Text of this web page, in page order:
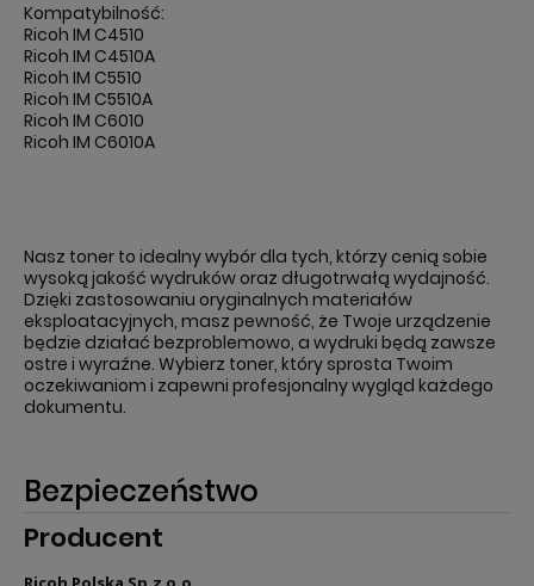
Kompatybilność:
Ricoh IM C4510
Ricoh IM C4510A
Ricoh IM C5510
Ricoh IM C5510A
Ricoh IM C6010
Ricoh IM C6010A
Nasz toner to idealny wybór dla tych, którzy cenią sobie
wysoką jakość wydruków oraz długotrwałą wydajność.
Dzięki zastosowaniu oryginalnych materiałów
eksploatacyjnych, masz pewność, że Twoje urządzenie
będzie działać bezproblemowo, a wydruki będą zawsze
ostre i wyraźne. Wybierz toner, który sprosta Twoim
oczekiwaniom i zapewni profesjonalny wygląd każdego
dokumentu.
Bezpieczeństwo
Producent